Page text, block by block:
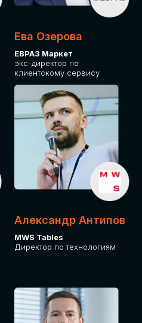
Ева Озерова
ЕВРАЗ Маркет
экс-директор по
клиентскому сервису
Александр Антипов
MWS Tables
Директор по технологиям